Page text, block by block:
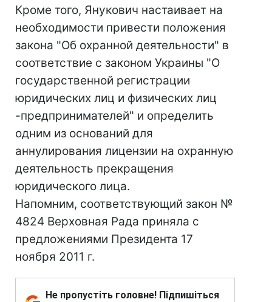
Кроме того, Янукович настаивает на
необходимости привести положения
закона "Об охранной деятельности" в
соответствие с законом Украины "О
государственной регистрации
юридических лиц и физических лиц
-предпринимателей" и определить
одним из оснований для
аннулирования лицензии на охранную
деятельность прекращения
юридического лица.
Напомним, соответствующий закон №
4824 Верховная Рада приняла с
предложениями Президента 17
ноября 2011 г.
Не пропустіть головне! Підпишіться